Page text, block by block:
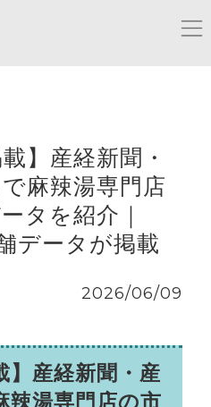
】産経新聞・
麻辣湯専門店
タを紹介｜
データが掲載
2026/06/09
】産経新聞・産
辣湯専門店の市